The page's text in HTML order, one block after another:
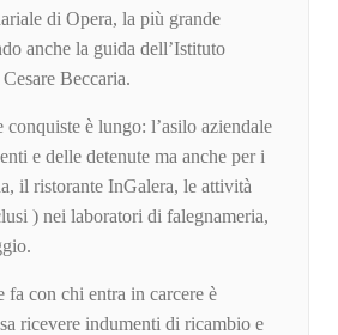
di Opera, la più grande
anche la guida dell’Istituto
Beccaria.
conquiste è lungo: l’asilo aziendale
e delle detenute ma anche per i
il ristorante InGalera, le attività
) nei laboratori di falegnameria,
fa con chi entra in carcere è
ricevere indumenti di ricambio e